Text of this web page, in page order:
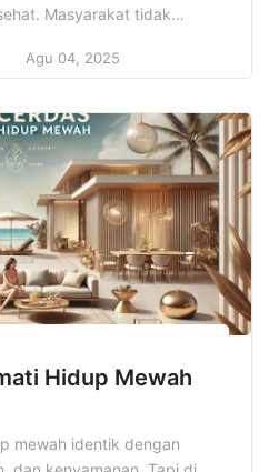
Masyarakat tidak
dari bahan pengawet atau
produk makanan sehat
mulai dari camilan organik,
Agu 04, 2025
Hidup Mewah
mewah identik dengan